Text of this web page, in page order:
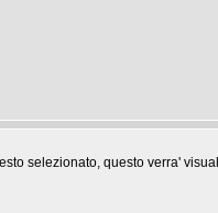
selezionato, questo verra'